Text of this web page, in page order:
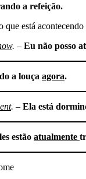
a refeição.
está
. – Eu não posso
a louça agora.
. – Ela está
estão atualmente